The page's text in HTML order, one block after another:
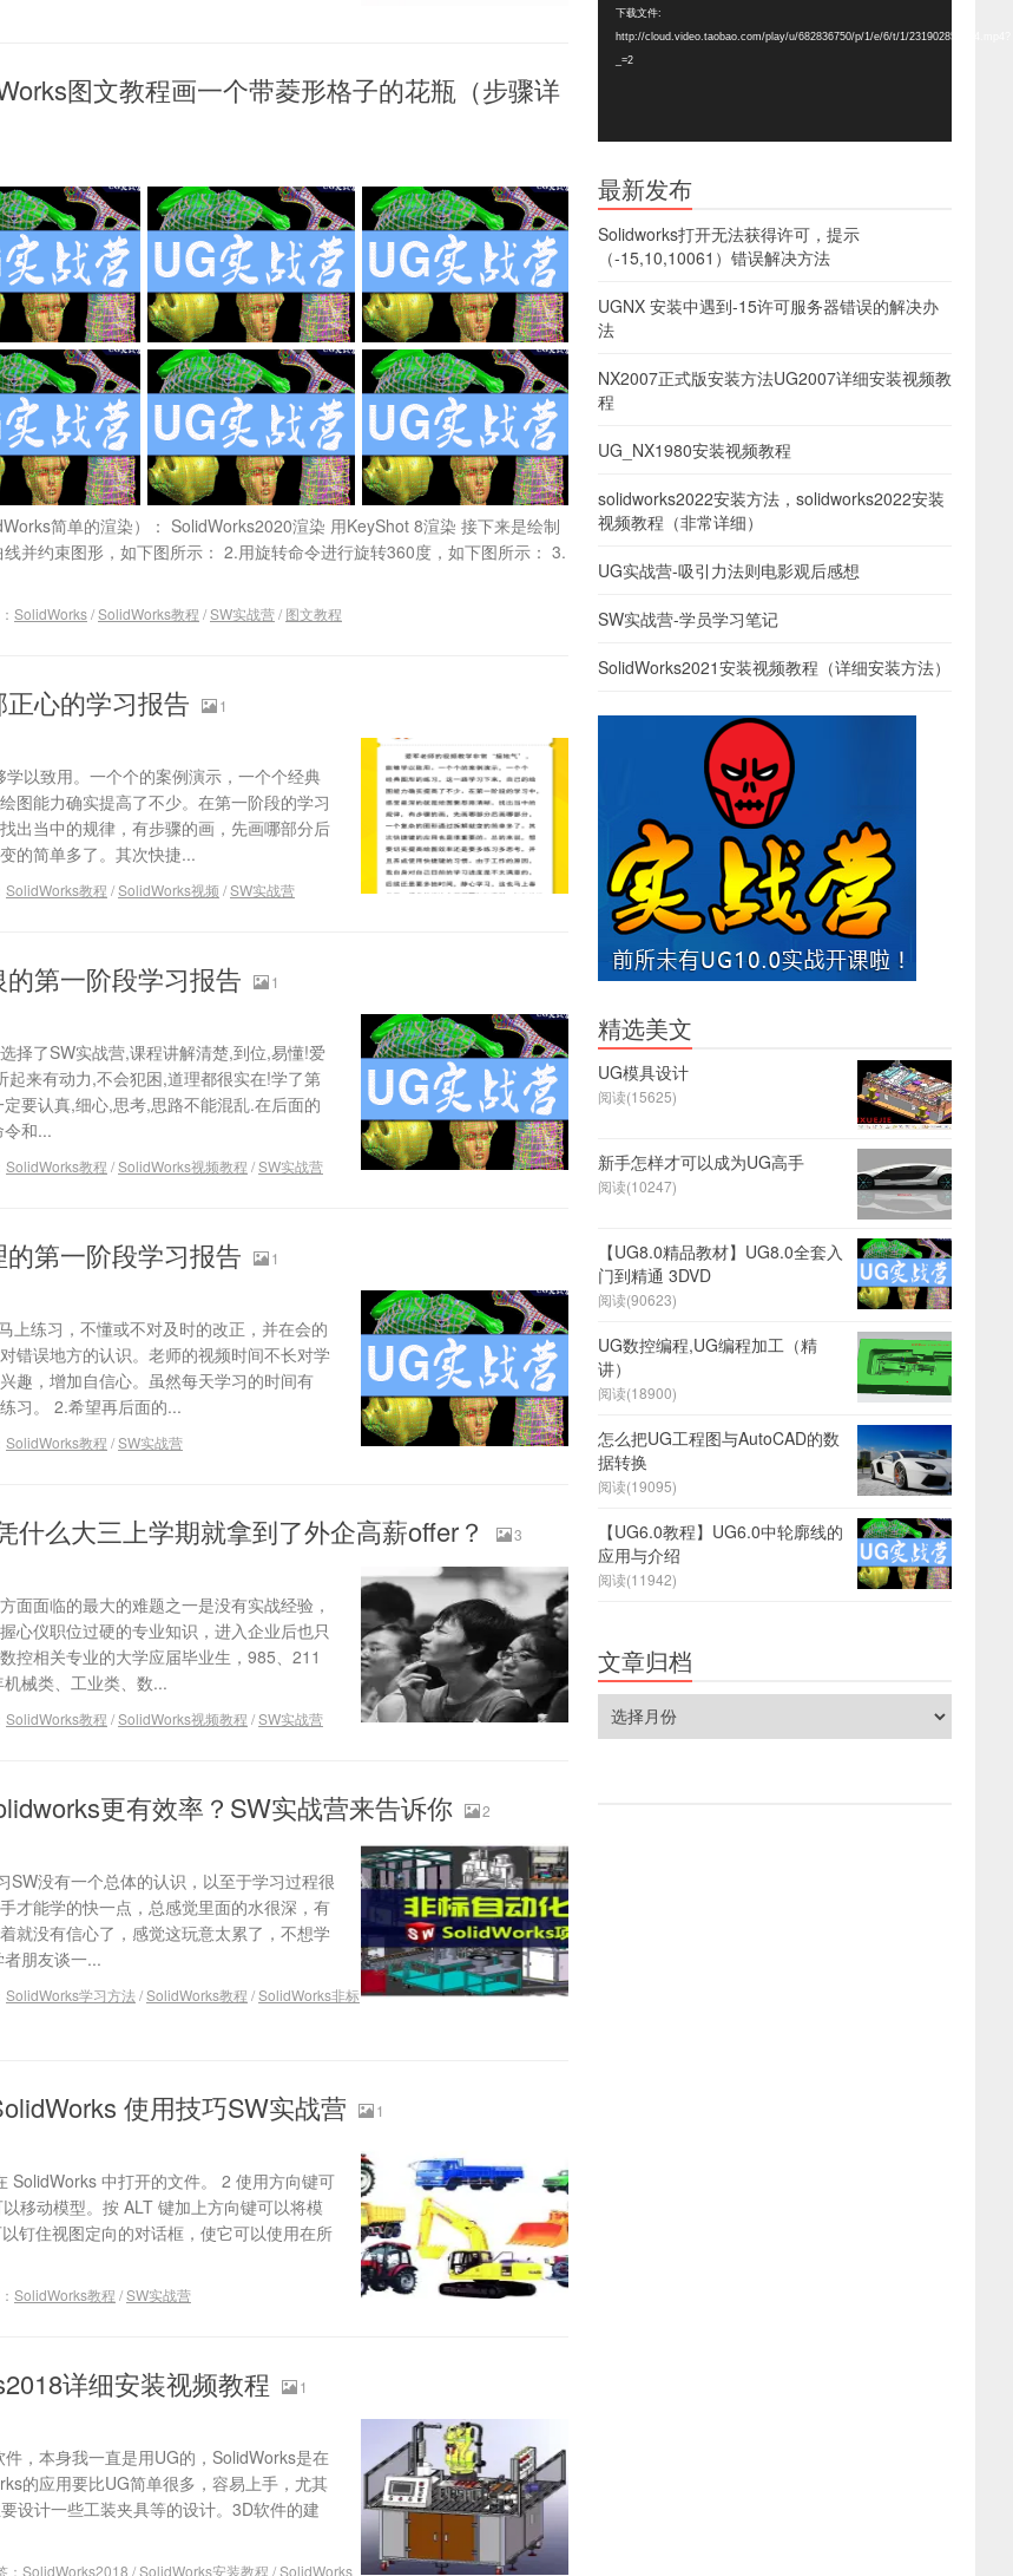
图文教程画一个带菱形格子的花瓶（步骤详
简单的渲染）： SolidWorks2020渲染 用KeyShot 8渲染 接下来是绘制
并约束图形，如下图所示： 2.用旋转命令进行旋转360度，如下图所示： 3.
SolidWorks/SolidWorks教程 /SW实战营/ 图文教程
心的学习报告
1
学以致用。一个个的案例演示，一个个经典
图能力确实提高了不少。在第一阶段的学习
出当中的规律，有步骤的画，先画哪部分后
的简单多了。其次快捷...
SolidWorks教程 /SolidWorks视频 /SW实战营
第一阶段学习报告
1
择了SW实战营,课程讲解清楚,到位,易懂!爱
来有动力,不会犯困,道理都很实在!学了第
要认真,细心,思考,思路不能混乱.在后面的
和...
SolidWorks教程 /SolidWorks视频教程 /SW实战营
第一阶段学习报告
1
上练习，不懂或不对及时的改正，并在会的
错误地方的认识。老师的视频时间不长对学
趣，增加自信心。虽然每天学习的时间有
习。 2.希望再后面的...
SolidWorks教程 /SW实战营
什么大三上学期就拿到了外企高薪offer？
3
面面临的最大的难题之一是没有实战经验，
心仪职位过硬的专业知识，进入企业后也只
控相关专业的大学应届毕业生，985、211
械类、工业类、数...
SolidWorks教程 /SolidWorks视频教程 /SW实战营
更有效率？SW实战营来告诉你
2
没有一个总体的认识，以至于学习过程很
才能学的快一点，总感觉里面的水很深，有
就没有信心了，感觉这玩意太累了，不想学
朋友谈一...
SolidWorks学习方法 /SolidWorks教程 /SolidWorks非标
使用技巧SW实战营
1
SolidWorks 中打开的文件。 2 使用方向键可
移动模型。按 ALT 键加上方向键可以将模
钉住视图定向的对话框，使它可以使用在所
SolidWorks教程 /SW实战营
详细安装视频教程
1
，本身我一直是用UG的，SolidWorks是在
的应用要比UG简单很多，容易上手，尤其
设计一些工装夹具等的设计。3D软件的建
： SolidWorks2018 /SolidWorks安装教程 /SolidWorks
下载文件:
http://cloud.video.taobao.com/play/u/682836750/p/1/e/6/t/1/231902857024.mp4?
_=2
最新发布
Solidworks打开无法获得许可，提示
（-15,10,10061）错误解决方法
UGNX 安装中遇到-15许可服务器错误的解决办
法
NX2007正式版安装方法UG2007详细安装视频教
程
UG_NX1980安装视频教程
solidworks2022安装方法，solidworks2022安装
视频教程（非常详细）
UG实战营-吸引力法则电影观后感想
SW实战营-学员学习笔记
SolidWorks2021安装视频教程（详细安装方法）
精选美文
UG模具设计
阅读(15625)
新手怎样才可以成为UG高手
阅读(10247)
【UG8.0精品教材】UG8.0全套入
门到精通 3DVD
阅读(90623)
UG数控编程,UG编程加工（精
讲）
阅读(18900)
怎么把UG工程图与AutoCAD的数
据转换
阅读(19095)
【UG6.0教程】UG6.0中轮廓线的
应用与介绍
阅读(11942)
文章归档
文
章
归